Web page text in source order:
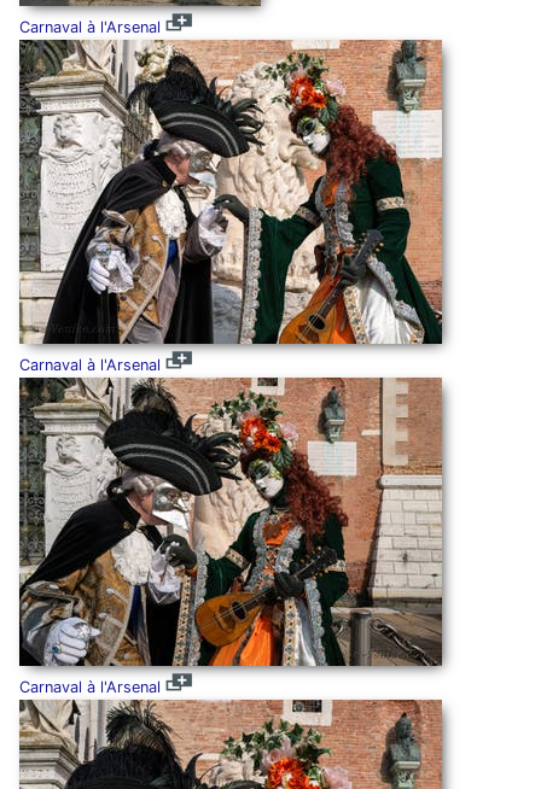
Carnaval à l'Arsenal
Carnaval à l'Arsenal
Carnaval à l'Arsenal